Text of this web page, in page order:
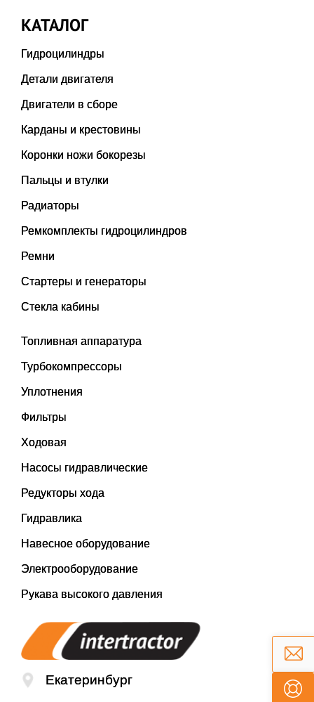
КАТАЛОГ
Гидроцилиндры
Детали двигателя
Двигатели в сборе
Карданы и крестовины
Коронки ножи бокорезы
Пальцы и втулки
Радиаторы
Ремкомплекты гидроцилиндров
Ремни
Стартеры и генераторы
Стекла кабины
Топливная аппаратура
Турбокомпрессоры
Уплотнения
Фильтры
Ходовая
Насосы гидравлические
Редукторы хода
Гидравлика
Навесное оборудование
Электрооборудование
Рукава высокого давления
Екатеринбург